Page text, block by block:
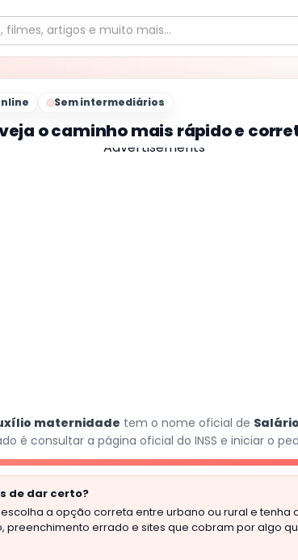
Sem intermediários
o caminho mais rápido e
Advertisements
maternidade tem o nome oficial de
é consultar a página oficial do INSS e iniciar o
de dar certo?
a opção correta entre urbano ou rural e tenha
preenchimento errado e sites que cobram por algo